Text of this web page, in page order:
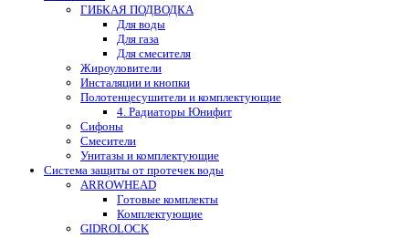
ГИБКАЯ ПОДВОДКА
Для воды
Для газа
Для смесителя
Жироуловители
Инсталяции и кнопки
Полотенцесушители и комплектующие
4. Радиаторы Юнифит
Сифоны
Смесители
Унитазы и комплектующие
Система защиты от протечек воды
ARROWHEAD
Готовые комплекты
Комплектующие
GIDROLOCK